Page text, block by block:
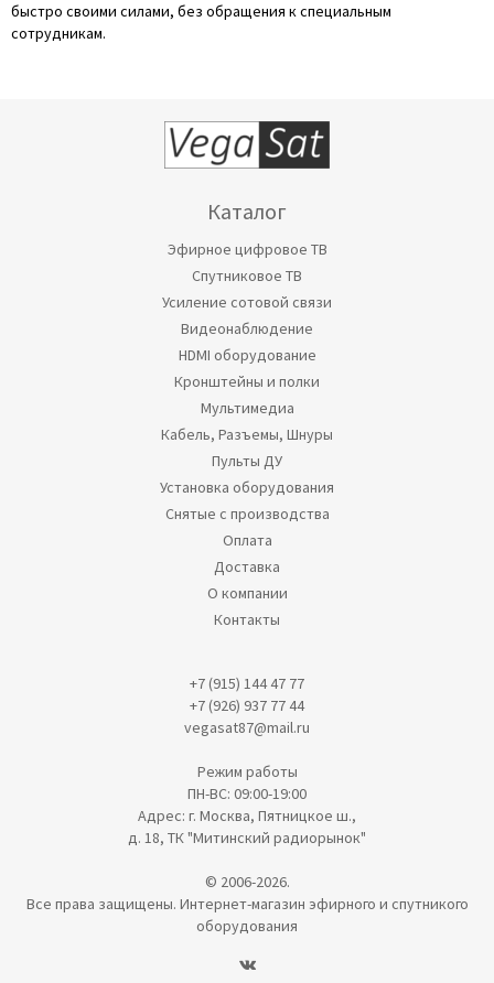
быстро своими силами, без обращения к специальным
сотрудникам.
Каталог
Эфирное цифровое ТВ
Спутниковое ТВ
Усиление сотовой связи
Видеонаблюдение
HDMI оборудование
Кронштейны и полки
Мультимедиа
Кабель, Разъемы, Шнуры
Пульты ДУ
Установка оборудования
Снятые с производства
Оплата
Доставка
О компании
Контакты
+7 (915) 144 47 77
+7 (926) 937 77 44
vegasat87@mail.ru
Режим работы
ПН-ВС: 09:00-19:00
Адрес: г. Москва, Пятницкое ш.,
д. 18, ТК "Митинский радиорынок"
© 2006-2026.
Все права защищены. Интернет-магазин эфирного и спутникого
оборудования